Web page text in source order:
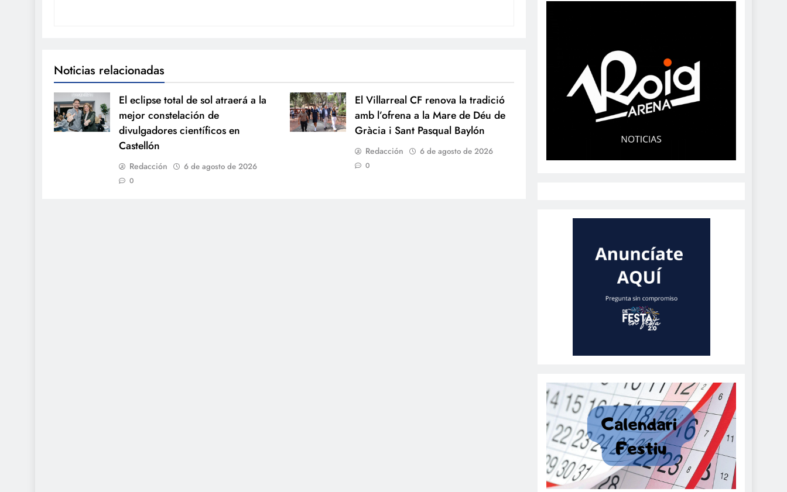
Noticias relacionadas
El eclipse total de sol atraerá a la
mejor constelación de
divulgadores científicos en
Castellón
Redacción 6 de agosto de 2026
0
El Villarreal CF renova la tradició
amb l’ofrena a la Mare de Déu de
Gràcia i Sant Pasqual Baylón
Redacción 6 de agosto de 2026
0